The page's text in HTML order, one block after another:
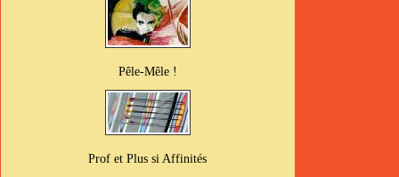
Pêle-Mêle !
Prof et Plus si Affinités